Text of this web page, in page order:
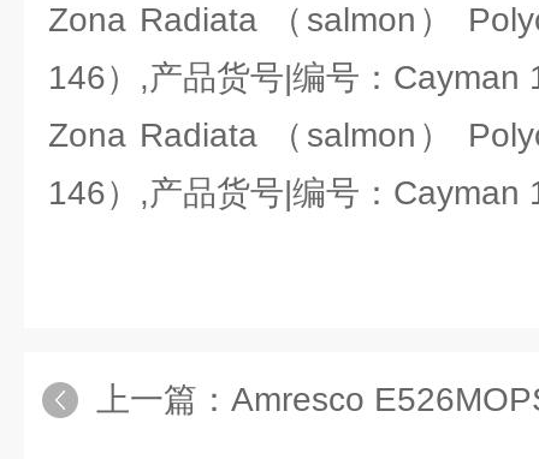
Zona Radiata （salmon）
146）,产品货号|编号：Cayman
Zona Radiata （salmon）
146）,产品货号|编号：Cayman
上一篇： Amresco